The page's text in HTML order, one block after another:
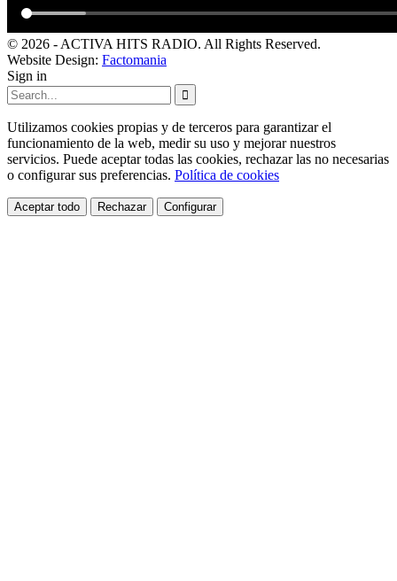
© 2026 - ACTIVA HITS RADIO. All Rights Reserved.
Website Design: Factomania
Sign in
Utilizamos cookies propias y de terceros para garantizar el
funcionamiento de la web, medir su uso y mejorar nuestros
servicios. Puede aceptar todas las cookies, rechazar las no necesarias
o configurar sus preferencias. Política de cookies
Aceptar todo Rechazar Configurar